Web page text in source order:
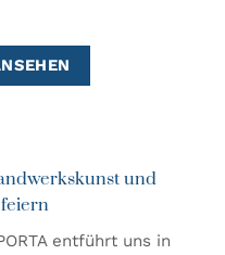
und
entführt uns in